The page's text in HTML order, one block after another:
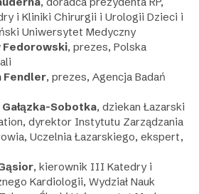
i Kliniki Chirurgii i Urologii Dzieci i
Uniwersytet Medyczny
Fedorowski, prezes, Polska
Fendler, prezes, Agencja Badań
Sobotka, dziekan Łazarski
dyrektor Instytutu Zarządzania
Uczelnia Łazarskiego, ekspert,
, kierownik III Katedry i
Kardiologii, Wydział Nauk